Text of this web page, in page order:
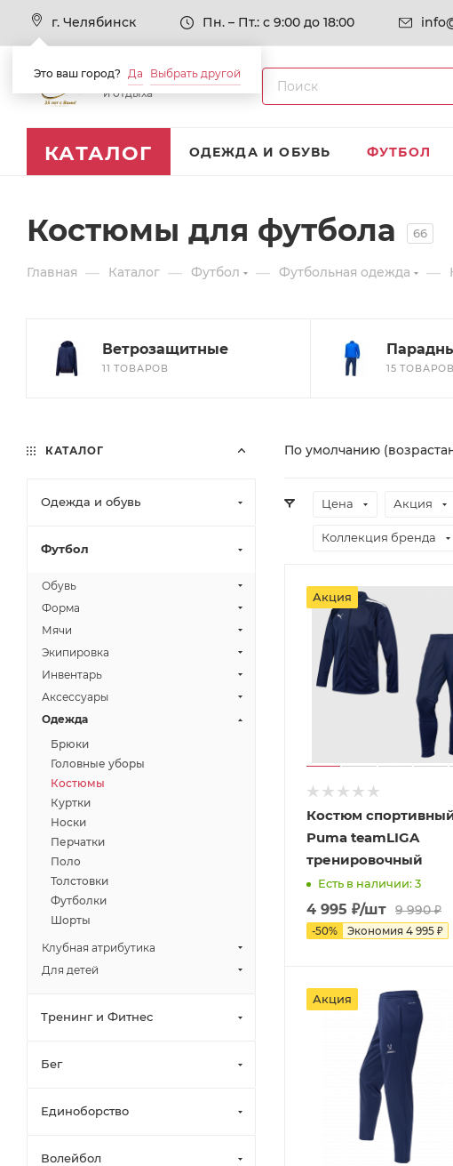
г. Челябинск
Это ваш город? Да Выбрать другой
Пн. – Пт.: с 9:00 до 18:00
Товары для спорта
и отдыха
КАТАЛОГ ОДЕЖДА И ОБУВЬ ФУТБОЛ
Костюмы для футбола 66
Главная — Каталог — Футбол — Футбольная одежда —
Ветрозащитные
11 ТОВАРОВ 15 ТОВАРОВ
По умолчанию
Цена Акция
Коллекция бренда
Акция
Костюм
Puma teamLIGA
тренировочный
Есть в наличии: 3
4 995 ₽/шт 9 990₽
-50% Экономия 4 995 ₽
Акция
КАТАЛОГ
Одежда и обувь
Футбол
Обувь
Форма
Мячи
Экипировка
Инвентарь
Аксессуары
Одежда
Брюки
Головные уборы
Костюмы
Куртки
Носки
Перчатки
Поло
Толстовки
Футболки
Шорты
Клубная атрибутика
Для детей
Тренинг и Фитнес
Бег
Единоборство
Волейбол